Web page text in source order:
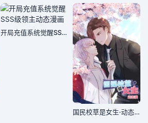
开局充值系统觉醒SSS级领主动态漫画
国民校草是女生·动态漫